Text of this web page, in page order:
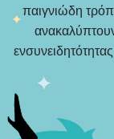
παιγνιώδη